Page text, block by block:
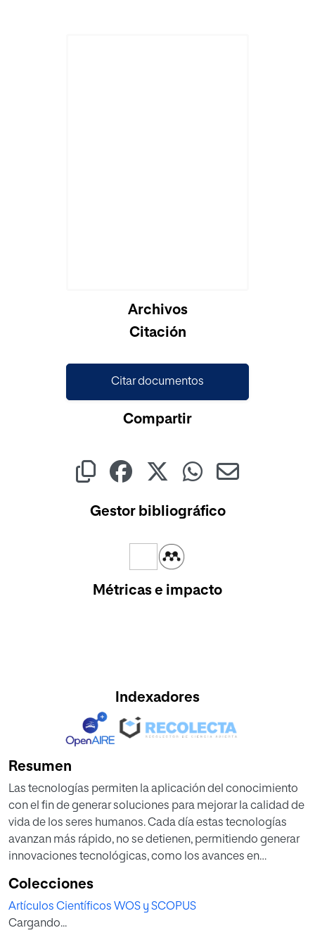
Archivos
Citación
Citar documentos
Compartir
Gestor bibliográfico
Métricas e impacto
Indexadores
Resumen
Las tecnologías permiten la aplicación del conocimiento
con el fin de generar soluciones para mejorar la calidad de
vida de los seres humanos. Cada día estas tecnologías
avanzan más rápido, no se detienen, permitiendo generar
innovaciones tecnológicas, como los avances en
herramientas tecnológicas. A lo largo del tiempo, desde la
creación de Internet, se han desarrollado e implementado
tecnologías que han permitido evaluar la web 1.0, 2.0, 3.0
Colecciones
Artículos Científicos WOS y SCOPUS
Cargando...